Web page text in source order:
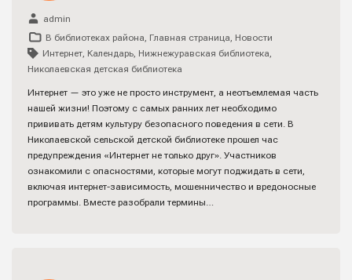
admin
В библиотеках района, Главная страница, Новости
Интернет, Календарь, Нижнежуравская библиотека,
Николаевская детская библиотека
Интернет — это уже не просто инструмент, а неотъемлемая часть
нашей жизни! Поэтому с самых ранних лет необходимо
прививать детям культуру безопасного поведения в сети. В
Николаевской сельской детской библиотеке прошел час
предупреждения «Интернет не только друг». Участников
ознакомили с опасностями, которые могут поджидать в сети,
включая интернет-зависимость, мошенничество и вредоносные
программы. Вместе разобрали термины…